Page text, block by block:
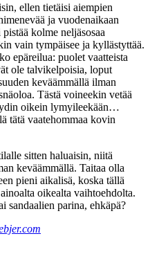
ellen tietäisi aiempien
ja vuodenaikaan
kolme neljäsosaa
vain tympäisee ja kyllästyttää.
epäreilua: puolet vaatteista
ole talvikelpoisia, loput
keväämmällä ilman
Tästä voineekin vetää
ydin oikein lymyileekään…
tätä vaatehommaa kovin
sitten haluaisin, niitä
keväämmällä. Taitaa olla
pieni aikalisä, koska tällä
oikealta vaihtoehdolta.
parina, ehkäpä?